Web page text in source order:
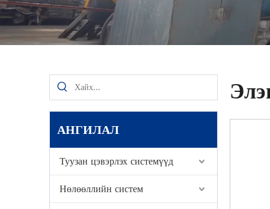
Элэгдлийн
Tracker
АНГИЛАЛ
Туузан цэвэрлэх системүүд
Нөлөөллийн систем